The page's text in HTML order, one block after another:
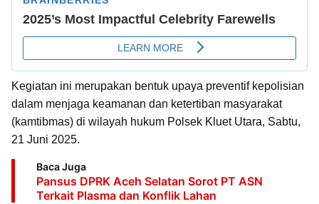
Kegiatan ini merupakan bentuk upaya preventif kepolisian
dalam menjaga keamanan dan ketertiban masyarakat
(kamtibmas) di wilayah hukum Polsek Kluet Utara, Sabtu,
21 Juni 2025.
Baca Juga
Pansus DPRK Aceh Selatan Sorot PT ASN
Terkait Plasma dan Konflik Lahan